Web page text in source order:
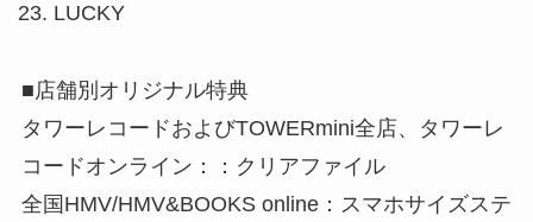
LUCKY
■店舗別オリジナル特典
タワーレコードおよびTOWERmini全店、タワーレ
コードオンライン：：クリアファイル
全国HMV/HMV&BOOKS online：スマホサイズステ